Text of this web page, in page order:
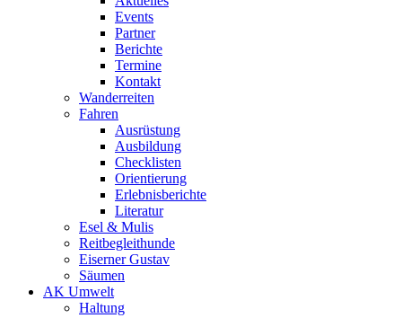
Events
Partner
Berichte
Termine
Kontakt
Wanderreiten
Fahren
Ausrüstung
Ausbildung
Checklisten
Orientierung
Erlebnisberichte
Literatur
Esel & Mulis
Reitbegleithunde
Eiserner Gustav
Säumen
AK Umwelt
Haltung